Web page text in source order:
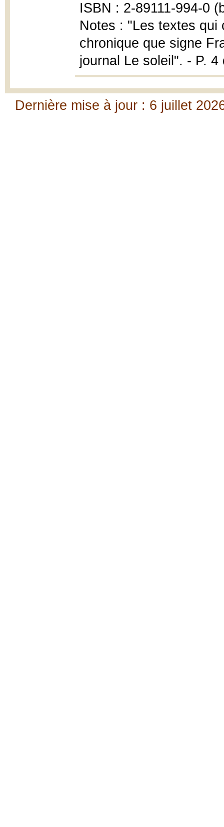
ISBN : 2-89111-994-0
Notes : "Les textes qui
chronique que signe
journal Le soleil". - P. 4
Dernière mise à jour : 6 juillet